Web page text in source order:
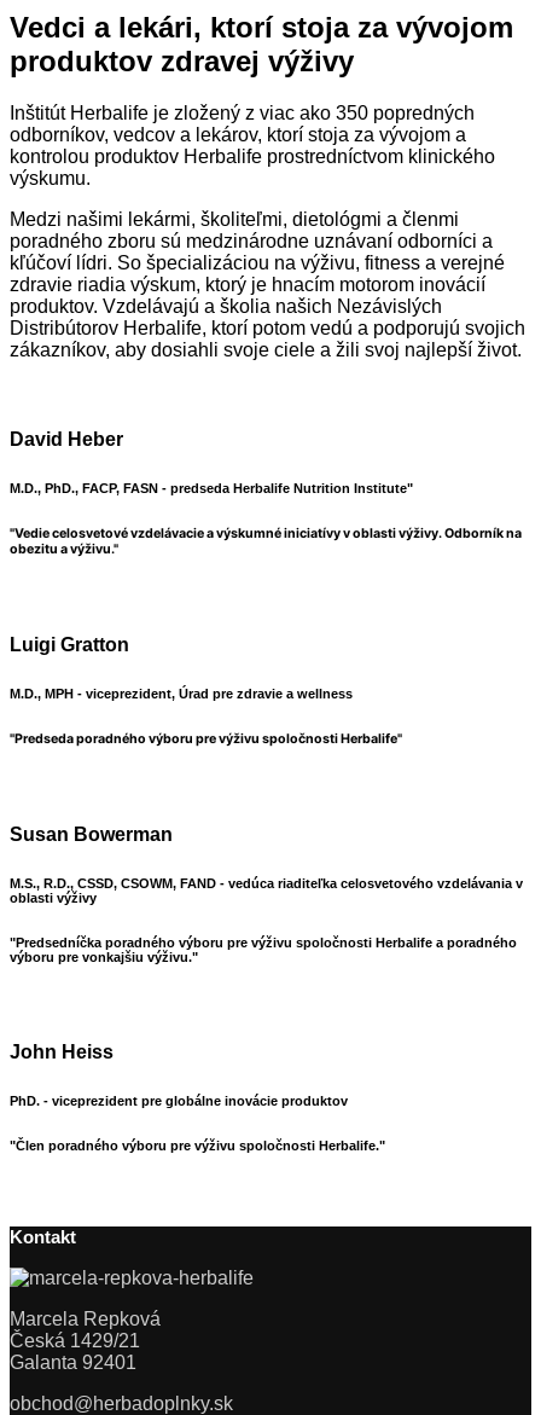
Vedci a lekári, ktorí stoja za vývojom
produktov zdravej výživy
Inštitút Herbalife je zložený z viac ako 350 popredných
odborníkov, vedcov a lekárov, ktorí stoja za vývojom a
kontrolou produktov Herbalife prostredníctvom klinického
výskumu.
Medzi našimi lekármi, školiteľmi, dietológmi a členmi
poradného zboru sú medzinárodne uznávaní odborníci a
kľúčoví lídri. So špecializáciou na výživu, fitness a verejné
zdravie riadia výskum, ktorý je hnacím motorom inovácií
produktov. Vzdelávajú a školia našich Nezávislých
Distribútorov Herbalife, ktorí potom vedú a podporujú svojich
zákazníkov, aby dosiahli svoje ciele a žili svoj najlepší život.
David Heber
M.D., PhD., FACP, FASN - predseda Herbalife Nutrition Institute"
"Vedie celosvetové vzdelávacie a výskumné iniciatívy v oblasti výživy. Odborník na
obezitu a výživu."
Luigi Gratton
M.D., MPH - viceprezident, Úrad pre zdravie a wellness
"Predseda poradného výboru pre výživu spoločnosti Herbalife"
Susan Bowerman
M.S., R.D., CSSD, CSOWM, FAND - vedúca riaditeľka celosvetového vzdelávania v
oblasti výživy
"Predsedníčka poradného výboru pre výživu spoločnosti Herbalife a poradného
výboru pre vonkajšiu výživu."
John Heiss
PhD. - viceprezident pre globálne inovácie produktov
"Člen poradného výboru pre výživu spoločnosti Herbalife."
Kontakt
Marcela Repková
Česká 1429/21
Galanta 92401
obchod@herbadoplnky.sk